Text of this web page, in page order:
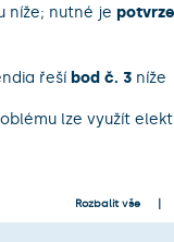
níže; nutné je
řeší bod č. 3níže
lze využít
Rozbalit vše